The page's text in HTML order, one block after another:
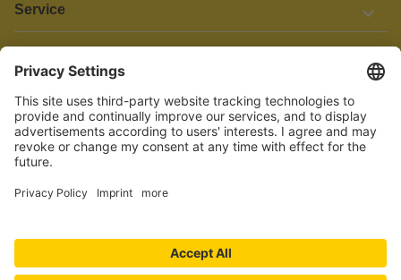
Service
Informationen
Barrierefreiheit
Wir bemühen uns, unsere Website barrierefrei zu gestalten.
Einige Inhalte und Funktionen sind derzeit jedoch noch nicht
vollständig zugänglich. Wenn Sie auf Barrieren stoßen oder Hilfe
benötigen, kontaktieren Sie uns bitte unter service[at]knutzen.de.
Vertrag widerrufen
© 2026 TEBOLO